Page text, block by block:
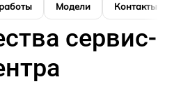
Модели Контакты
сервис-